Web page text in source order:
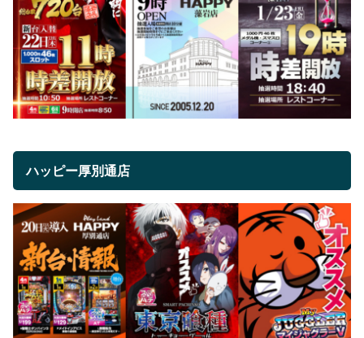
ハッピー厚別通店